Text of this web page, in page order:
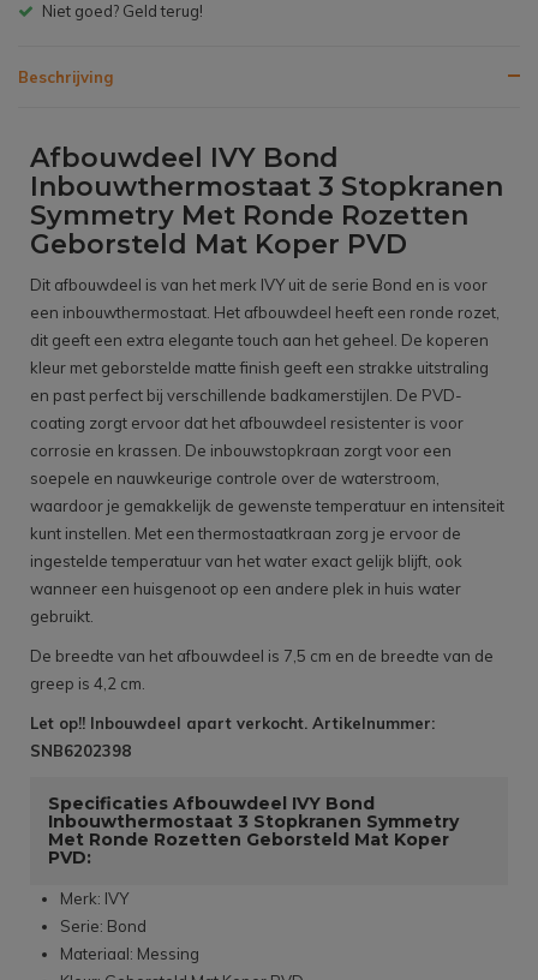
Gratis bezorgen v.a. € 150,- (NL)
Beschrijving
Afbouwdeel IVY Bond
Inbouwthermostaat 3 Stopkranen
Symmetry Met Ronde Rozetten
Geborsteld Mat Koper PVD
Dit afbouwdeel is van het merk IVY uit de serie Bond en is voor
een inbouwthermostaat. Het afbouwdeel heeft een ronde rozet,
dit geeft een extra elegante touch aan het geheel. De koperen
kleur met geborstelde matte finish geeft een strakke uitstraling
en past perfect bij verschillende badkamerstijlen. De PVD-
coating zorgt ervoor dat het afbouwdeel resistenter is voor
corrosie en krassen. De inbouwstopkraan zorgt voor een
soepele en nauwkeurige controle over de waterstroom,
waardoor je gemakkelijk de gewenste temperatuur en intensiteit
kunt instellen. Met een thermostaatkraan zorg je ervoor de
ingestelde temperatuur van het water exact gelijk blijft, ook
wanneer een huisgenoot op een andere plek in huis water
gebruikt.
De breedte van het afbouwdeel is 7,5 cm en de breedte van de
greep is 4,2 cm.
Let op!! Inbouwdeel apart verkocht. Artikelnummer:
SNB6202398
Specificaties Afbouwdeel IVY Bond
Inbouwthermostaat 3 Stopkranen Symmetry
Met Ronde Rozetten Geborsteld Mat Koper
PVD:
Merk: IVY
Serie: Bond
Materiaal: Messing